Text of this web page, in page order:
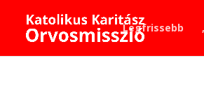
Legfrissebb